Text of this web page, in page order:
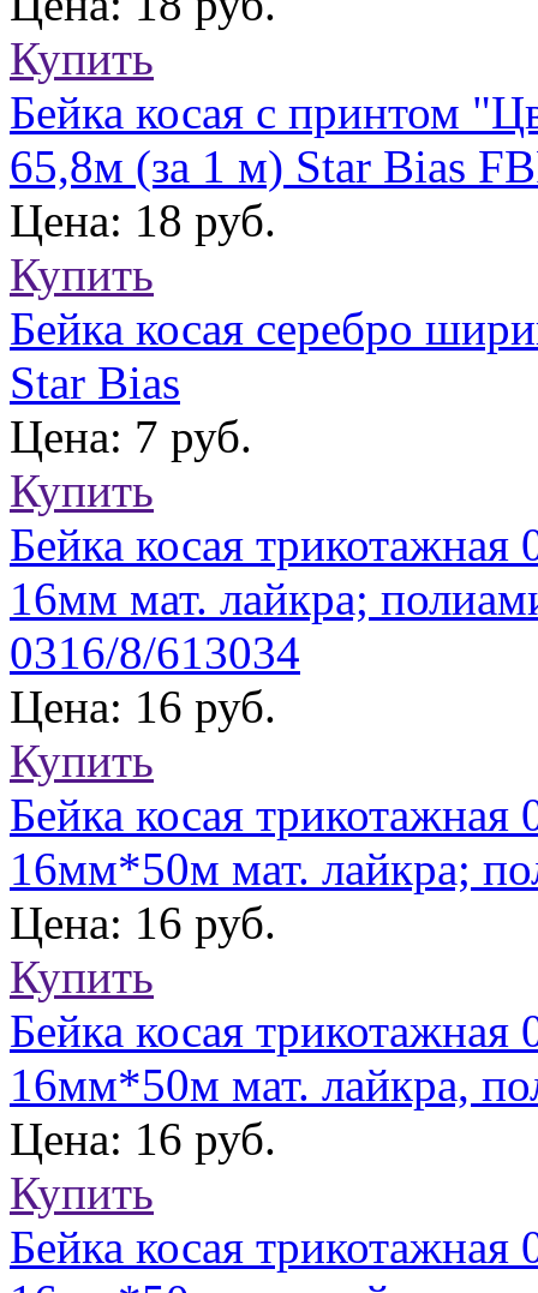
Купить
Бейка косая с принтом
65,8м (за 1 м) Star Bias
Цена: 18 руб.
Купить
Бейка косая серебро
Star Bias
Цена: 7 руб.
Купить
Бейка косая
16мм мат. лайкра;
0316/8/613034
Цена: 16 руб.
Купить
Бейка косая
16мм*50м мат. лайкра;
Цена: 16 руб.
Купить
Бейка косая
16мм*50м мат. лайкра,
Цена: 16 руб.
Купить
Бейка косая